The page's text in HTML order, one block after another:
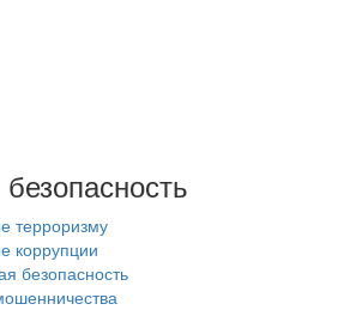
терроризму
коррупции
безопасность